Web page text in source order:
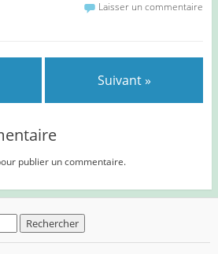
Laisser un commentaire
Suivant »
publier un commentaire.